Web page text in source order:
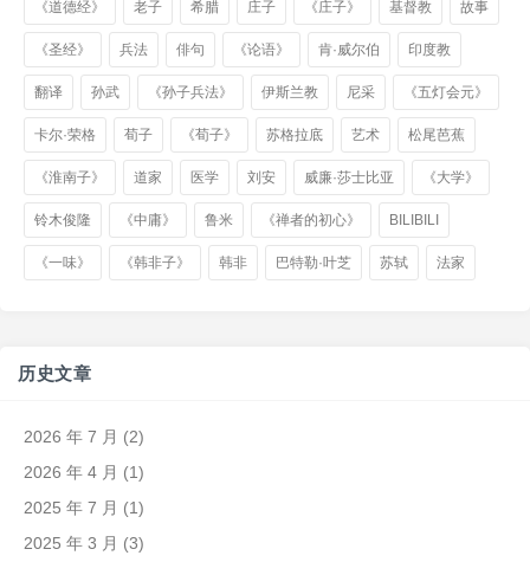
《道德经》 老子 希腊 庄子 《庄子》 基督教 故事
《圣经》 兵法 俳句 《论语》 肯·威尔伯 印度教
翻译 孙武 《孙子兵法》 伊斯兰教 尼采 《五灯会元》
卡尔·荣格 荀子 《荀子》 苏格拉底 艺术 松尾芭蕉
《淮南子》 道家 医学 刘安 威廉·莎士比亚 《大学》
铃木俊隆 《中庸》 鲁米 《禅者的初心》 BILIBILI
《一味》 《韩非子》 韩非 巴特勒·叶芝 苏轼 法家
历史文章
2026 年 7 月 (2)
2026 年 4 月 (1)
2025 年 7 月 (1)
2025 年 3 月 (3)